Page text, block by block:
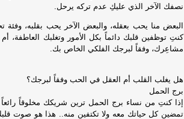
نصفك الآخر الذي عليكِ عدم تركه يرحل.
البعض منا يحب بعقله، والبعض الآخر يحب بقلبه،
كنتِ توظفين قلبك دائماً بكل الأمور وتغلبك العاطفة،
مشاعِرك، وفقاً لبرجك الفلكي الخاص بك.
هل يغلب القلب أم العقل في الحب وفقاً لبرجك؟
برج الحمل
إذا كنتِ من نساء برج الحمل ترين شريكك مخلوقاً
تمضين كل حياتك معه ولا تكتفين منه.. هذا هو صوت